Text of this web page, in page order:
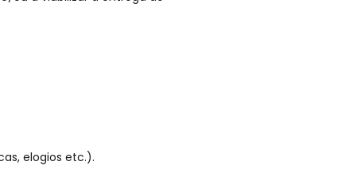
elogios etc.).